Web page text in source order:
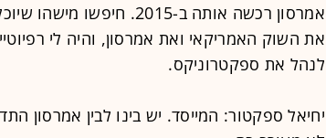
אמרסון רכשה אותה ב-2015.
את השוק האמריקאי ואת אמרסון, והיה לי
לנהל את ספקטרוניקס.
יחיאל ספקטור: המייסד. יש בינו לבין אמרסון